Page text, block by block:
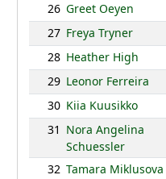
26 Greet Oeyen
27 Freya Tryner
28 Heather High
29 Leonor Ferreira
30 Kiia Kuusikko
31 Nora Angelina
Schuessler
32 Tamara Miklusova